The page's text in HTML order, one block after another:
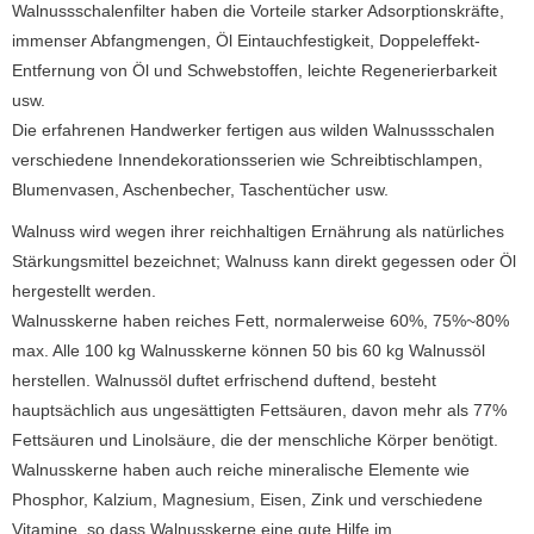
Walnussschalenfilter haben die Vorteile starker Adsorptionskräfte,
immenser Abfangmengen, Öl Eintauchfestigkeit, Doppeleffekt-
Entfernung von Öl und Schwebstoffen, leichte Regenerierbarkeit
usw.
Die erfahrenen Handwerker fertigen aus wilden Walnussschalen
verschiedene Innendekorationsserien wie Schreibtischlampen,
Blumenvasen, Aschenbecher, Taschentücher usw.
Walnuss wird wegen ihrer reichhaltigen Ernährung als natürliches
Stärkungsmittel bezeichnet; Walnuss kann direkt gegessen oder Öl
hergestellt werden.
Walnusskerne haben reiches Fett, normalerweise 60%, 75%~80%
max. Alle 100 kg Walnusskerne können 50 bis 60 kg Walnussöl
herstellen. Walnussöl duftet erfrischend duftend, besteht
hauptsächlich aus ungesättigten Fettsäuren, davon mehr als 77%
Fettsäuren und Linolsäure, die der menschliche Körper benötigt.
Walnusskerne haben auch reiche mineralische Elemente wie
Phosphor, Kalzium, Magnesium, Eisen, Zink und verschiedene
Vitamine, so dass Walnusskerne eine gute Hilfe im